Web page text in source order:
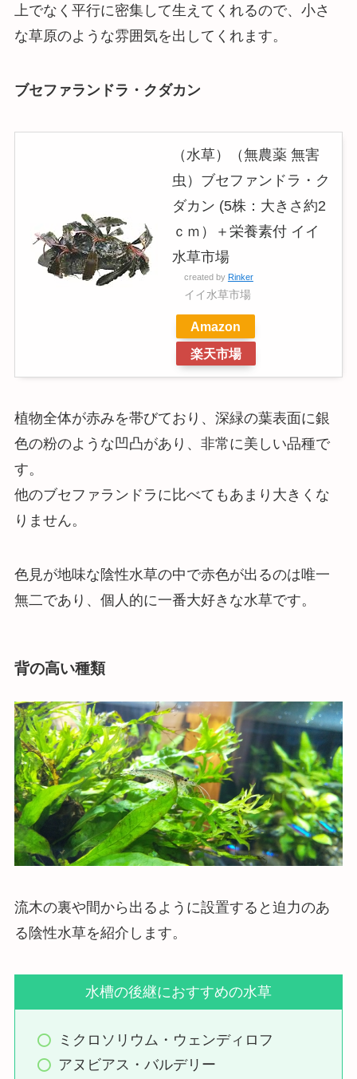
上でなく平行に密集して生えてくれるので、小さ
な草原のような雰囲気を出してくれます。
ブセファランドラ・クダカン
（水草）（無農薬 無害
虫）ブセファンドラ・ク
ダカン (5株：大きさ約2
ｃｍ）＋栄養素付 イイ
水草市場
created by Rinker
イイ水草市場
Amazon
楽天市場
植物全体が赤みを帯びており、深緑の葉表面に銀
色の粉のような凹凸があり、非常に美しい品種で
す。
他のブセファランドラに比べてもあまり大きくな
りません。
色見が地味な陰性水草の中で赤色が出るのは唯一
無二であり、個人的に一番大好きな水草です。
背の高い種類
流木の裏や間から出るように設置すると迫力のあ
る陰性水草を紹介します。
水槽の後継におすすめの水草
ミクロソリウム・ウェンディロフ
アヌビアス・バルデリー